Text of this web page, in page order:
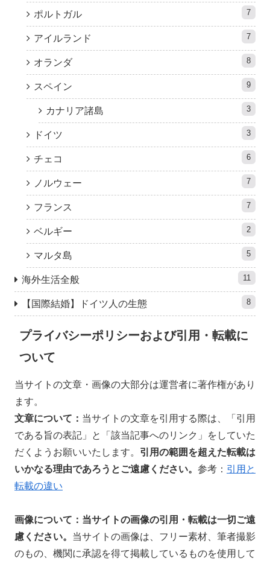
ポルトガル 7
アイルランド 7
オランダ 8
スペイン 9
カナリア諸島 3
ドイツ 3
チェコ 6
ノルウェー 7
フランス 7
ベルギー 2
マルタ島 5
海外生活全般 11
【国際結婚】ドイツ人の生態 8
プライバシーポリシーおよび引用・転載に
ついて
当サイトの文章・画像の大部分は運営者に著作権があり
ます。
文章について： 当サイトの文章を引用する際は、「引用
である旨の表記」と「該当記事へのリンク」をしていた
だくようお願いいたします。
引用の範囲を超えた転載は
いかなる理由であろうとご遠慮ください。 参考： 引用と
転載の違い
画像について：当サイトの画像の引用・転載は一切ご遠
慮ください。 当サイトの画像は、フリー素材、筆者撮影
のもの、機関に承認を得て掲載しているものを使用して